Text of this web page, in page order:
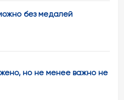
без медалей
но не менее важно не